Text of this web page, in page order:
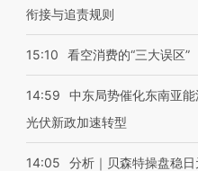
衔接与追责规则
15:10 看空消费的“三大误区”
14:59
中东局势催化东南亚
光伏新政加速转型
14:05
分析｜贝森特操盘稳